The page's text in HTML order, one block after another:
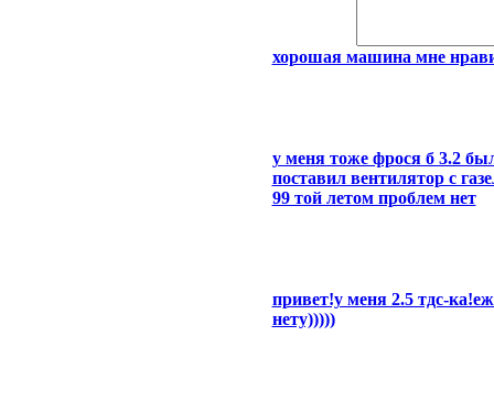
хорошая машина мне
у меня тоже фрося б 3.2
поставил вентилятор с
99 той летом проблем нет
привет!у меня 2.5 тдс-
нету)))))